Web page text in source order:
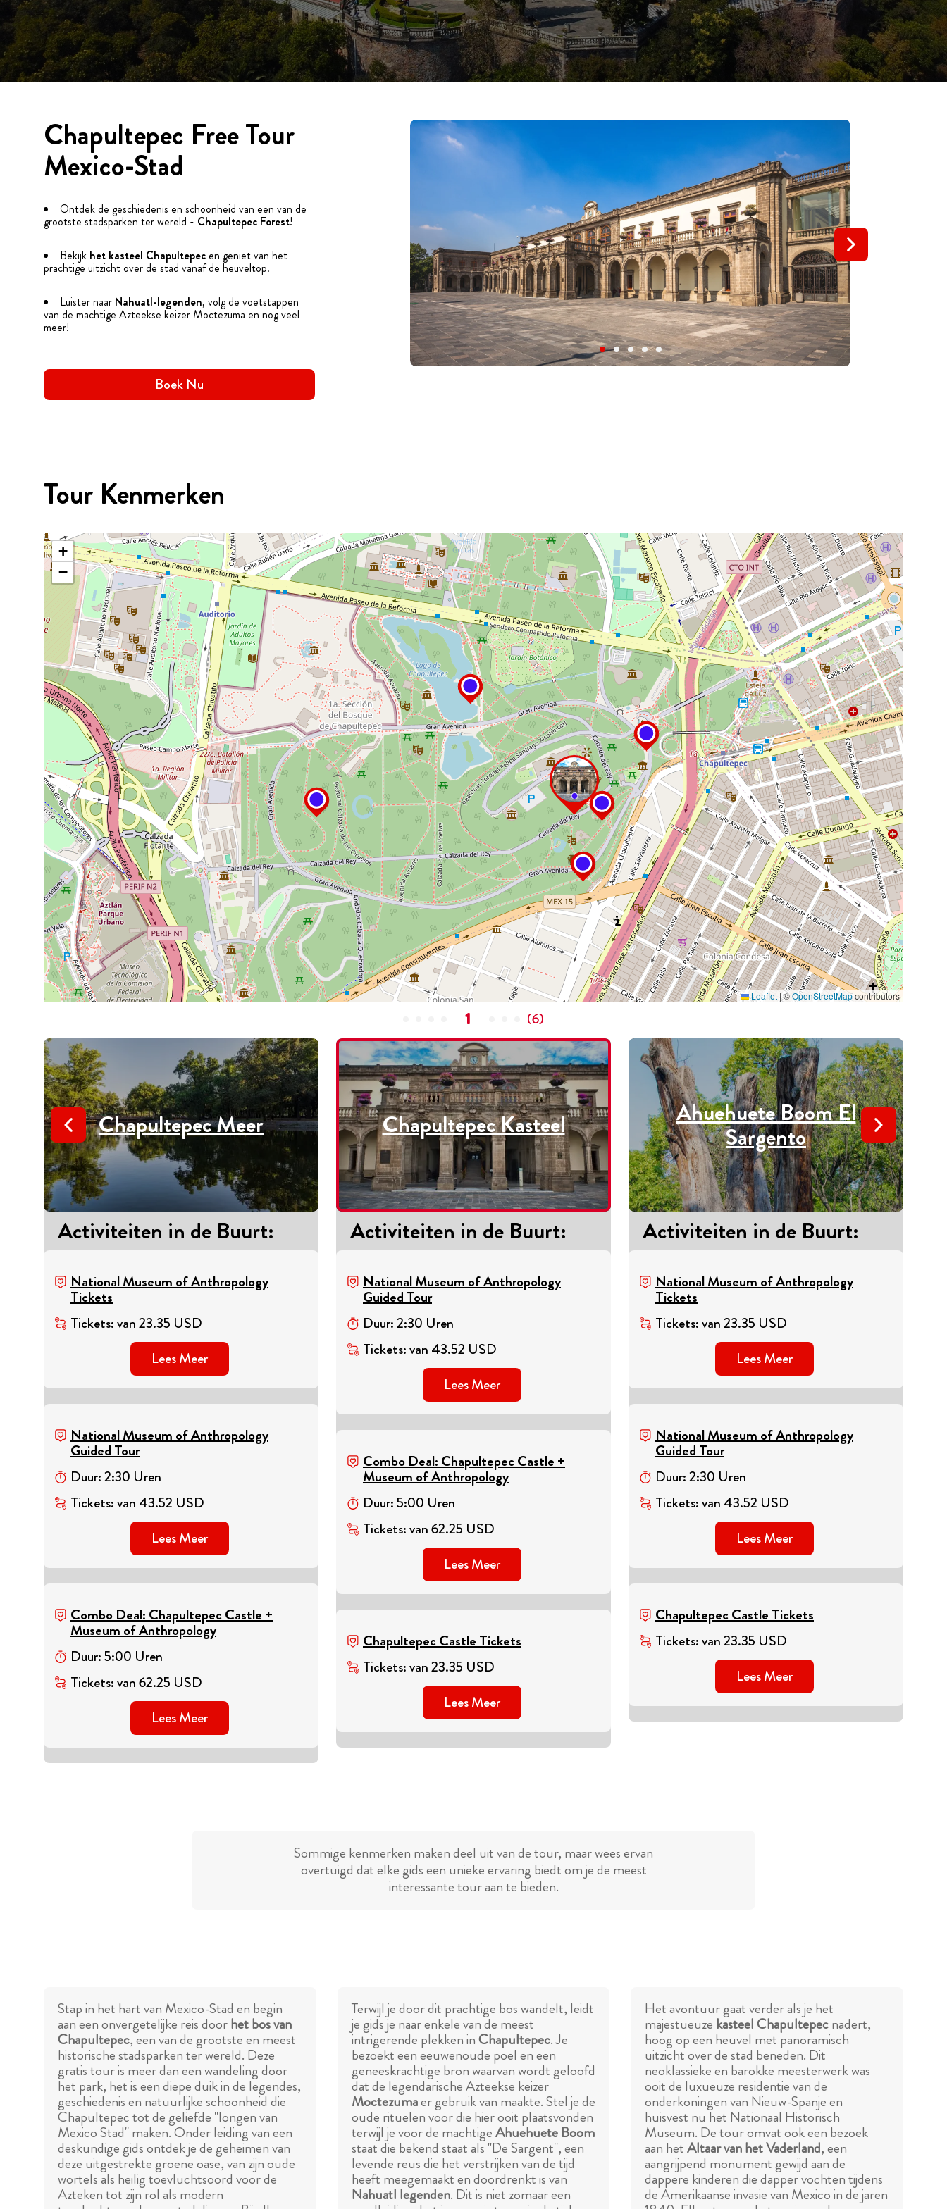
Chapultepec Free Tour
Mexico-Stad
Ontdek de geschiedenis en schoonheid van een van de
grootste stadsparken ter wereld - Chapultepec Forest!
Bekijk het kasteel Chapultepecen geniet van het
prachtige uitzicht over de stad vanaf de heuveltop.
Luister naar Nahuatl-legenden, volg de voetstappen
van de machtige Azteekse keizer Moctezuma en nog veel
meer!
Boek Nu
Tour Kenmerken
+
−
Leaflet |©OpenStreetMapcontributors
1 (6)
Chapultepec Meer
Activiteiten in de Buurt:
National Museum of Anthropology
Tickets
Tickets:van23.35 USD
Lees Meer
National Museum of Anthropology
Guided Tour
Duur:2:30 Uren
Tickets:van 43.52 USD
Lees Meer
Combo Deal: Chapultepec Castle +
Museum of Anthropology
Duur:5:00 Uren
Tickets:van62.25 USD
Lees Meer
Chapultepec Kasteel
Activiteiten in de Buurt:
National Museum of Anthropology
Guided Tour
Duur:2:30 Uren
Tickets:van 43.52 USD
Lees Meer
Combo Deal: Chapultepec Castle +
Museum of Anthropology
Duur:5:00 Uren
Tickets:van62.25 USD
Lees Meer
Chapultepec Castle Tickets
Tickets:van23.35 USD
Lees Meer
Ahuehuete Boom El
Sargento
Activiteiten in de Buurt:
National Museum of Anthropology
Tickets
Tickets:van23.35 USD
Lees Meer
National Museum of Anthropology
Guided Tour
Duur:2:30 Uren
Tickets:van 43.52 USD
Lees Meer
Chapultepec Castle Tickets
Tickets:van23.35 USD
Lees Meer
Sommige kenmerken maken deel uit van de tour, maar wees ervan
overtuigd dat elke gids een unieke ervaring biedt om je de meest
interessante tour aan te bieden.
Stap in het hart van Mexico-Stad en begin
aan een onvergetelijke reis doorhet bos van
Chapultepec, een van de grootste en meest
historische stadsparken ter wereld. Deze
gratis tour is meer dan een wandeling door
het park, het is een diepe duik in de legendes,
geschiedenis en natuurlijke schoonheid die
Chapultepec tot de geliefde "longen van
Mexico Stad" maken. Onder leiding van een
deskundige gids ontdek je de geheimen van
deze uitgestrekte groene oase, van zijn oude
wortels als heilig toevluchtsoord voor de
Azteken tot zijn rol als modern
Terwijl je door dit prachtige bos wandelt, leidt
je gids je naar enkele van de meest
intrigerende plekken inChapultepec. Je
bezoekt een eeuwenoude poel en een
geneeskrachtige bron waarvan wordt geloofd
dat de legendarische Azteekse keizer
Moctezumaer gebruik van maakte. Stel je de
oude rituelen voor die hier ooit plaatsvonden
terwijl je voor de machtigeAhuehuete Boom
staat die bekend staat als "De Sargent", een
levende reus die het verstrijken van de tijd
heeft meegemaakt en doordrenkt is van
Nahuatl legenden. Dit is niet zomaar een
Het avontuur gaat verder als je het
majestueuze kasteel Chapultepecnadert,
hoog op een heuvel met panoramisch
uitzicht over de stad beneden. Dit
neoklassieke en barokke meesterwerk was
ooit de luxueuze residentie van de
onderkoningen van Nieuw-Spanje en
huisvest nu het Nationaal Historisch
Museum. De tour omvat ook een bezoek
aan hetAltaar van het Vaderland, een
aangrijpend monument gewijd aan de
dappere kinderen die dapper vochten tijdens
de Amerikaanse invasie van Mexico in de jaren